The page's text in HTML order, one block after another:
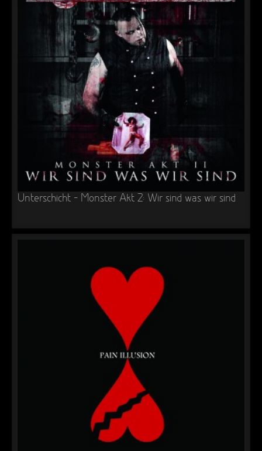
Unterschicht – Monster Akt 2: Wir sind was wir sind